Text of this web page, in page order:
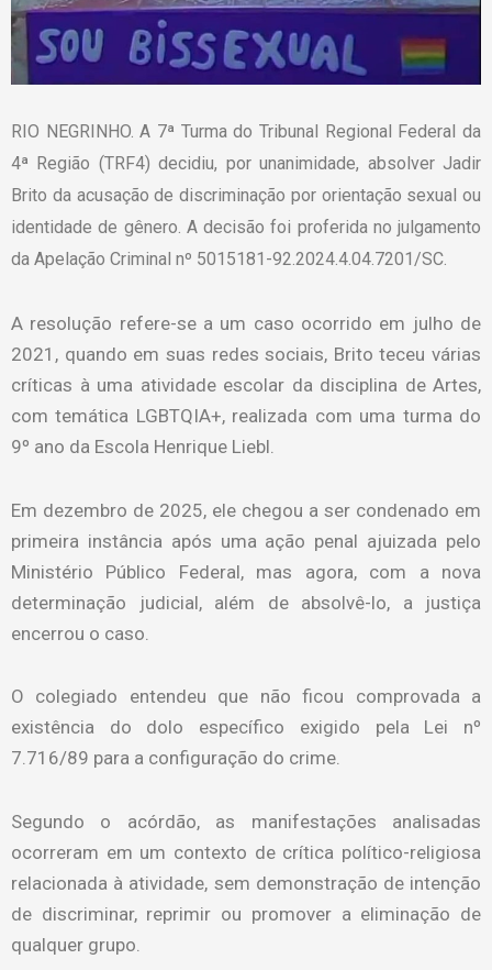
RIO NEGRINHO. A 7ª Turma do Tribunal Regional Federal da
4ª Região (TRF4) decidiu, por unanimidade, absolver Jadir
Brito da acusação de discriminação por orientação sexual ou
identidade de gênero. A decisão foi proferida no julgamento
da Apelação Criminal nº 5015181-92.2024.4.04.7201/SC.
A resolução refere-se a um caso ocorrido em julho de
2021, quando em suas redes sociais, Brito teceu várias
críticas à uma atividade escolar da disciplina de Artes,
com temática LGBTQIA+, realizada com uma turma do
9º ano da Escola Henrique Liebl.
Em dezembro de 2025, ele chegou a ser condenado em
primeira instância após uma ação penal ajuizada pelo
Ministério Público Federal, mas agora, com a nova
determinação judicial, além de absolvê-lo, a justiça
encerrou o caso.
O colegiado entendeu que não ficou comprovada a
existência do dolo específico exigido pela Lei nº
7.716/89 para a configuração do crime.
Segundo o acórdão, as manifestações analisadas
ocorreram em um contexto de crítica político-religiosa
relacionada à atividade, sem demonstração de intenção
de discriminar, reprimir ou promover a eliminação de
qualquer grupo.